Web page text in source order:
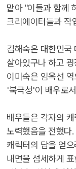
맡아 "이들과 함께
크리에이터들과 작
김해숙은 대한민국
살아있구나 하고
이미숙은 임옥선
'북극성'이 배우로
배우들은 각자의
노력했음을 전했다
캐릭터의 답을 얻
내면을 섬세하게